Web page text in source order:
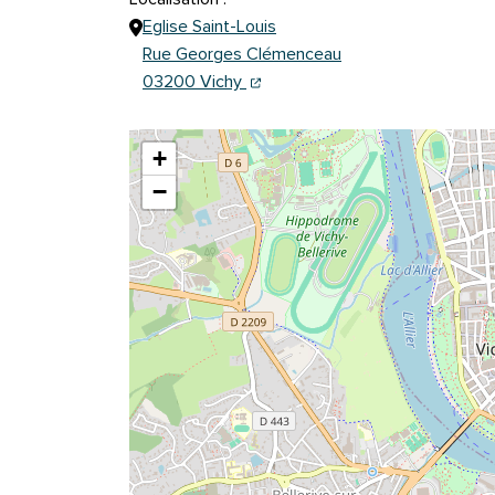
Eglise Saint-Louis
Rue Georges Clémenceau
03200 Vichy (ouverture dans un nouvel onglet)
(ouverture dans un nouvel
+
−